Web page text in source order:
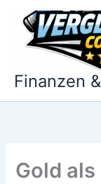
Inhalt
springen
Finanzen
Gold